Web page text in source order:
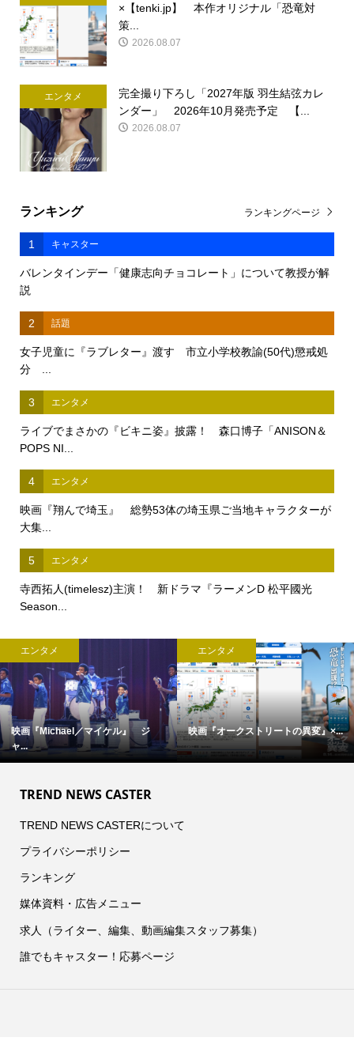
×【tenki.jp】 本作オリジナル「恐竜対
策...
2026.08.07
エンタメ
完全撮り下ろし「2027年版 羽生結弦カレ
ンダー」 2026年10月発売予定 【...
2026.08.07
ランキング
1 キャスター
バレンタインデー「健康志向チョコレート」について教授が解
説
2 話題
女子児童に『ラブレター』渡す 市立小学校教諭(50代)懲戒処
分 ...
3 エンタメ
ライブでまさかの『ビキニ姿』披露！ 森口博子「ANISON＆
POPS NI...
4 エンタメ
映画『翔んで埼玉』 総勢53体の埼玉県ご当地キャラクターが
大集...
5 エンタメ
寺西拓人(timelesz)主演！ 新ドラマ『ラーメンD 松平國光
Season...
ランキングページ
エンタメ
映画『Michael／マイケル』 ジ
ャ...
エンタメ
映画『オークストリートの異変』×...
TREND NEWS CASTER
TREND NEWS CASTERについて
プライバシーポリシー
ランキング
媒体資料・広告メニュー
求人（ライター、編集、動画編集スタッフ募集）
誰でもキャスター！応募ページ